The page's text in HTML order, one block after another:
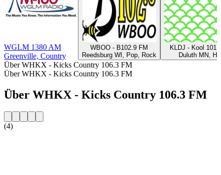
WGLM 1380 AM
Greenville, Country
WBOO - B102.9 FM
Reedsburg WI, Pop, Rock
KLDJ - Kool
Duluth MN,
Über WHKX - Kicks Country 106.3 FM
Über WHKX - Kicks Country 106.3 FM
Über WHKX - Kicks Country 106.3 FM
(4)